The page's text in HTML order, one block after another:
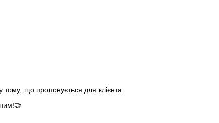
що пропонується для клієнта.